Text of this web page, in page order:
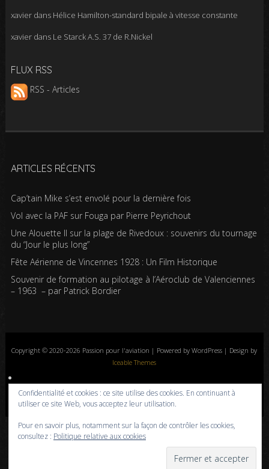
xavierdans Hélice Hamilton-standard bipale à vitesse constante
xavierdans Le Starck A.S. 37 de R.Nickel
FLUX RSS
RSS - Articles
ARTICLES RÉCENTS
Cap’tain Mike s’est envolé pour la dernière fois
Vol avec la PAF sur Fouga par Pierre Peyrichout
Une Alouette II sur la plage de Rivedoux : souvenirs du tournage
du “Jour le plus long”
Fête Aérienne de Vincennes 1928 : Un Film Historique
Souvenir de formation au pilotage à l’Aéroclub de Valenciennes
– 1963 – par Patrick Bordier
Copyright © 2020-2026 Passion pour l'aviation | Powered by WordPress | Design by
Iceable Themes
Accueil Blog Albums photos Histoires de l’aviation
Contrôle aérien
Livres
Liens A propos Contact Politique de confidentialité
Confidentialité et cookies : ce site utilise des cookies. En continuant à
utiliser ce site Web, vous acceptez leur utilisation.
Pour en savoir plus, notamment sur la façon de contrôler les cookies,
consultez : Politique relative aux cookies